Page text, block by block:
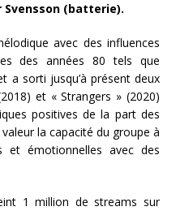
(batterie).
avec des influences
des années 80 tels que
a sorti jusqu’à présent deux
et « Strangers » (2020)
positives de la part des
la capacité du groupe à
et émotionnelles avec des
1 million de streams sur